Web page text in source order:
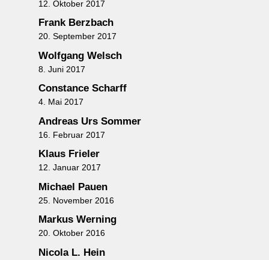
12. Oktober 2017
Frank Berzbach
20. September 2017
Wolfgang Welsch
8. Juni 2017
Constance Scharff
4. Mai 2017
Andreas Urs Sommer
16. Februar 2017
Klaus Frieler
12. Januar 2017
Michael Pauen
25. November 2016
Markus Werning
20. Oktober 2016
Nicola L. Hein